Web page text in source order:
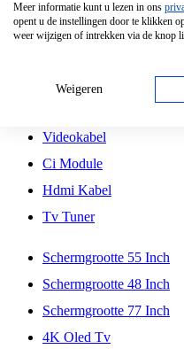
Hd Led Tv
Antennekabel
Videokabel
Ci Module
Hdmi Kabel
Tv Tuner
Schermgrootte 55 Inch
Schermgrootte 48 Inch
Schermgrootte 77 Inch
4K Oled Tv
Meer informatie kunt u lezen in ons
opent u de instellingen door te klikken
weer wijzigen of intrekken via de knop
Weigeren